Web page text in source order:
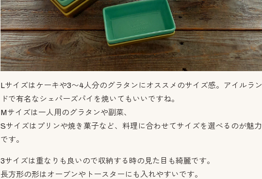
Lサイズはケーキや3〜4人分のグラタンにオススメのサイズ感。アイルラン
ドで有名なシェパーズパイを焼いてもいいですね。
Mサイズは一人用のグラタンや副菜、
Sサイズはプリンや焼き菓子など、料理に合わせてサイズを選べるのが魅力
です。
3サイズは重なりも良いので収納する時の見た目も綺麗です。
長方形の形はオーブンやトースターにも入れやすいです。